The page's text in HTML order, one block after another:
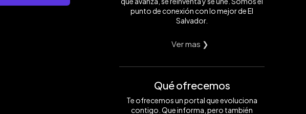
punto de conexión con lo mejor de El
Salvador.
Ver mas ❯
Qué ofrecemos
Te ofrecemos un portal que evoluciona
contigo. Que informa, pero también